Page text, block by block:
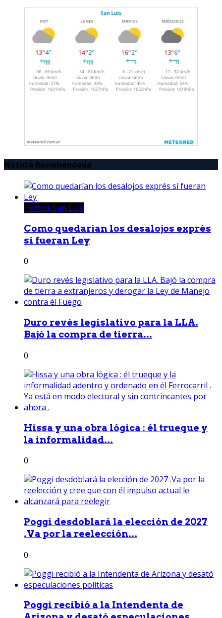
Noticia Recomendada
Política San Luis
Como quedarían los desalojos exprés
si fueran Ley
0
Duro revés legislativo para la LLA.
Bajó la compra de tierra...
0
Hissa y una obra lógica : él trueque y
la informalidad...
0
Poggi desdoblará la elección de 2027
.Va por la reelección...
0
Poggi recibió a la Intendenta de